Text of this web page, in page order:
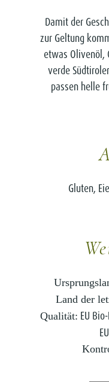
Damit der
zur Geltung
etwas Olivenöl,
verde
passen helle
Gluten,
Land der
Qualität: EU